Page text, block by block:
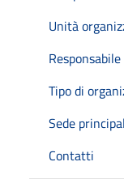
Unità
Responsabile
Tipo di
Sede
Contatti